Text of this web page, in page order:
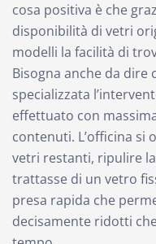
cosa positiva è che
disponibilità di vetri
modelli la facilità di
Bisogna anche da dire
specializzata
effettuato con
contenuti. L’officina si
vetri restanti, ripulire
trattasse di un vetro
presa rapida che
decisamente ridotti